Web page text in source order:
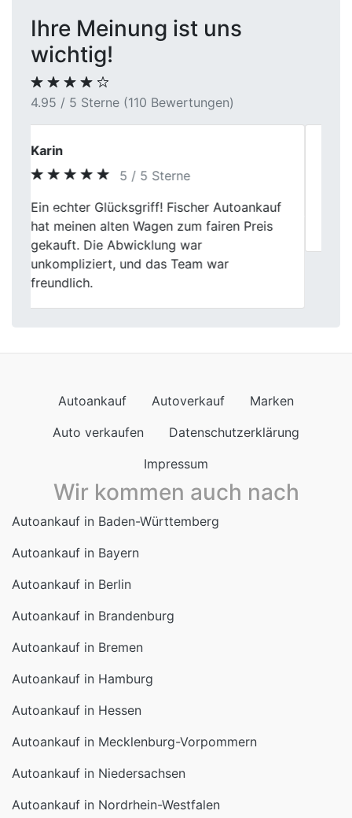
Ihre Meinung ist uns
wichtig!
4.95 / 5 Sterne (110 Bewertungen)
Stefan G.
5 / 5 Sterne
Der Verkauf lief unaufgeregt und sauber
ab. Genau das war mir wichtig.
Impressum
Wir kommen auch nach
Autoankauf in Baden-Württemberg
Autoankauf in Bayern
Autoankauf in Berlin
Autoankauf in Brandenburg
Autoankauf in Bremen
Autoankauf in Hamburg
Autoankauf in Hessen
Autoankauf in Mecklenburg-Vorpommern
Autoankauf in Niedersachsen
Autoankauf in Nordrhein-Westfalen
Autoankauf in Rheinland-Pfalz
Autoankauf in Saarland